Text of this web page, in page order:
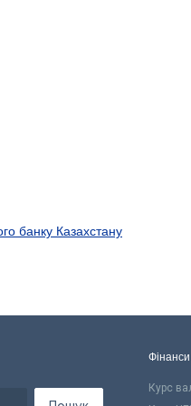
банку Казахстану
Фінанси
Курс